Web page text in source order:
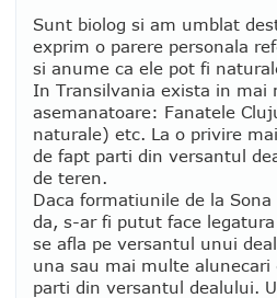
Sunt biolog si am umblat
exprim o parere personala
si anume ca ele pot fi
In Transilvania exista in mai
asemanatoare: Fanatele
naturale) etc. La o privire
de fapt parti din versantul
de teren.
Daca formatiunile de la
da, s-ar fi putut face
se afla pe versantul unui
una sau mai multe alunecari
parti din versantul dealului.